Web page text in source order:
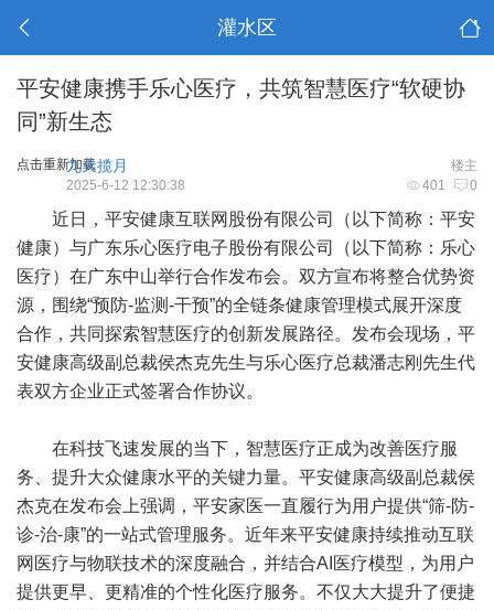
灌水区
平安健康携手乐心医疗，共筑智慧医疗“软硬协
同”新生态
点击重新加载 楼主
九天揽月
401 0
2025-6-12 12:30:38
近日， 平安健康互联网股份有限公司（以下简称：平安
健康）与广东乐心医疗电子股份有限公司（以下简称：乐心
医疗）在广东中山举行合作发布会。双方宣布将整合优势资
源，围绕“预防-监测-干预”的全链条健康管理模式展开深度
合作，共同探索智慧医疗的创新发展路径。发布会现场，平
安健康高级副总裁侯杰克先生与乐心医疗总裁潘志刚先生代
表双方企业正式签署合作协议。
在科技飞速发展的当下，智慧医疗正成为改善医疗服
务、提升大众健康水平的关键力量。平安健康高级副总裁侯
杰克在发布会上强调，平安家医一直履行为用户提供“筛-防-
诊-治-康”的一站式管理服务。近年来平安健康持续推动互联
网医疗与物联技术的深度融合，并结合AI医疗模型，为用户
提供更早、更精准的个性化医疗服务。不仅大大提升了便捷